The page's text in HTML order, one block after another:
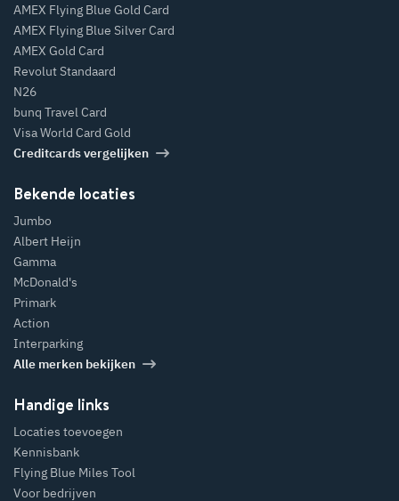
AMEX Flying Blue Gold Card
AMEX Flying Blue Silver Card
AMEX Gold Card
Revolut Standaard
N26
bunq Travel Card
Visa World Card Gold
Creditcards vergelijken
Bekende locaties
Jumbo
Albert Heijn
Gamma
McDonald's
Primark
Action
Interparking
Alle merken bekijken
Handige links
Locaties toevoegen
Kennisbank
Flying Blue Miles Tool
Voor bedrijven